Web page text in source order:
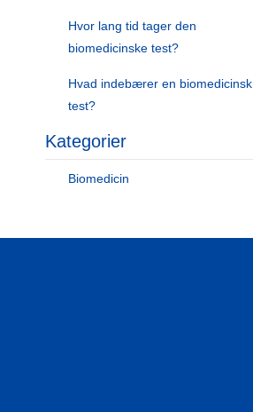
Hvor lang tid tager den
biomedicinske test?
Hvad indebærer en biomedicinsk
test?
Kategorier
Biomedicin